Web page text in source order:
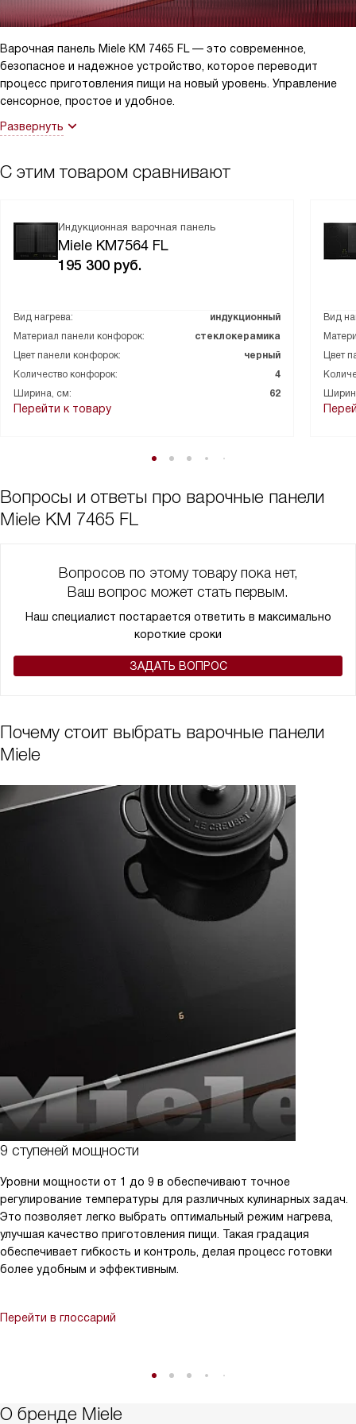
удобно, когда нужно быстро приготовить кофе утром или
Встроенный охлаждающий вентилятор и защита от перегрева
- это еще одни важные функции, которые делают
использование панели безопасным.
Панель очень проста в использовании и уходе, благодаря
материалу панели конфорок - стеклокерамике. Она легко
чистится и всегда выглядит как новая.
стала настоящим помощником на моей кухне и делает процесс
Варочная панель Miele KM 7465 FL — это современное,
безопасное и надежное устройство, которое переводит
процесс приготовления пищи на новый уровень. Управление
сенсорное, простое и удобное.
Развернуть
С этим товаром сравнивают
Индукционная варочная панель
Miele KM7564 FL
195 300 руб.
Вид нагрева:
индукционный
Материал панели конфорок:
стеклокерамика
Цвет панели конфорок:
черный
Количество конфорок:
4
Ширина, см:
62
Перейти к товару
Вид
Цвет
Вопросы и ответы про варочные панели
Miele KM 7465 FL
Вопросов по этому товару пока нет,
Ваш вопрос может стать первым.
Наш специалист постарается ответить в максимально
короткие сроки
ЗАДАТЬ ВОПРОС
Почему стоит выбрать варочные панели
Miele
9 ступеней мощности
Уровни мощности от 1 до 9 в обеспечивают точное
регулирование температуры для различных кулинарных задач.
Это позволяет легко выбрать оптимальный режим нагрева,
улучшая качество приготовления пищи. Такая градация
обеспечивает гибкость и контроль, делая процесс готовки
более удобным и эффективным.
Перейти в глоссарий
О бренде Miele